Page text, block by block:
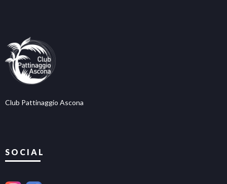
Club Pattinaggio Ascona
SOCIAL